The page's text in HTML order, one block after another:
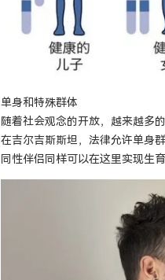
单身和特殊群体
随着社会观念的开放，越来越多
在吉尔吉斯斯坦，法律允许单身
同性伴侣同样可以在这里实现生